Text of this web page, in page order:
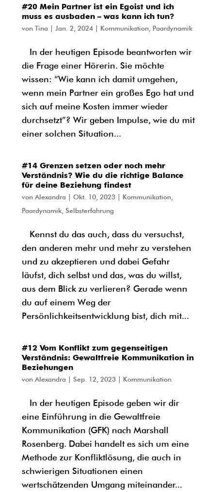
#20 Mein Partner ist ein Egoist und ich
muss es ausbaden – was kann ich tun?
von Tina Jan. 2, 2024| Kommunikation, Paardynamik
In der heutigen Episode beantworten wir
die Frage einer Hörerin. Sie möchte
wissen: “Wie kann ich damit umgehen,
wenn mein Partner ein großes Ego hat und
sich auf meine Kosten immer wieder
durchsetzt”? Wir geben Impulse, wie du mit
einer solchen Situation...
#14 Grenzen setzen oder noch mehr
Verständnis? Wie du die richtige Balance
für deine Beziehung findest
von Alexandra Okt. 10, 2023| Kommunikation,
Paardynamik, Selbsterfahrung
Kennst du das auch, dass du versuchst,
den anderen mehr und mehr zu verstehen
und zu akzeptieren und dabei Gefahr
läufst, dich selbst und das, was du willst,
aus dem Blick zu verlieren? Gerade wenn
du auf einem Weg der
Persönlichkeitsentwicklung bist, dich mit...
#12 Vom Konflikt zum gegenseitigen
Verständnis: Gewaltfreie Kommunikation in
Beziehungen
von Alexandra Sep. 12, 2023| Kommunikation
In der heutigen Episode geben wir dir
eine Einführung in die Gewaltfreie
Kommunikation (GFK) nach Marshall
Rosenberg. Dabei handelt es sich um eine
Methode zur Konfliktlösung, die auch in
schwierigen Situationen einen
wertschätzenden Umgang miteinander...